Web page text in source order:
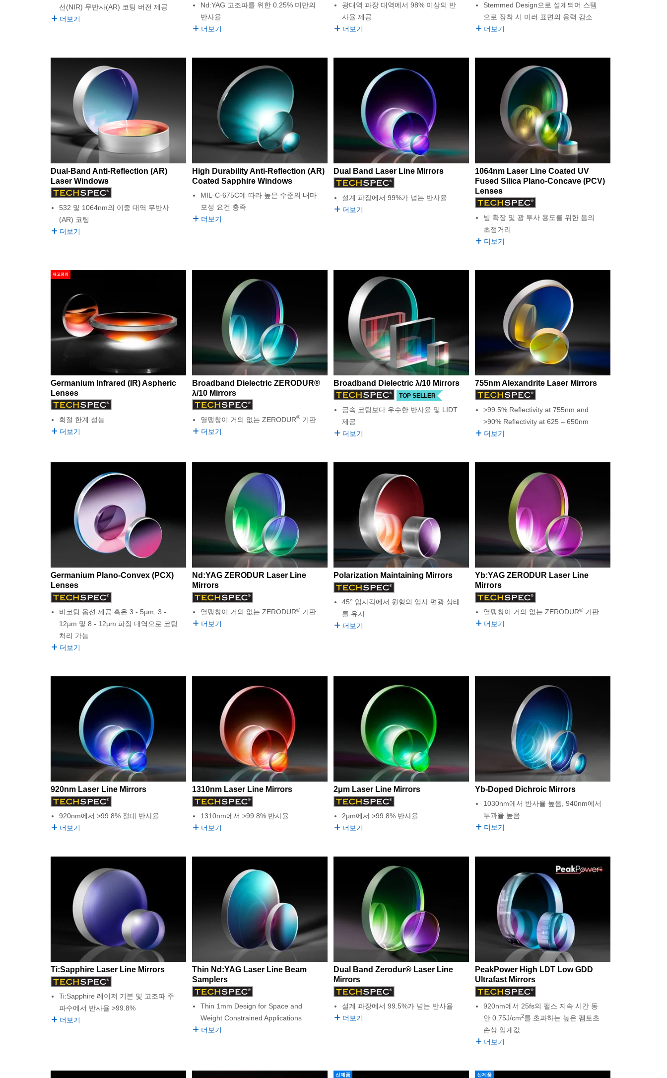
선(NIR) 무반사(AR) 코팅 버전 제공
더보기
Nd:YAG 고조파를 위한 0.25% 미만의
반사율
더보기
광대역 파장 대역에서 98% 이상의 반
사율 제공
더보기
Stemmed Design으로 설계되어 스템
으로 장착 시 미러 표면의 응력 감소
더보기
Dual-Band Anti-Reflection (AR)
Laser Windows
532 및 1064nm의 이중 대역 무반사
(AR) 코팅
더보기
High Durability Anti-Reflection (AR)
Coated Sapphire Windows
MIL-C-675C에 따라 높은 수준의 내마
모성 요건 충족
더보기
Dual Band Laser Line Mirrors
설계 파장에서 99%가 넘는 반사율
더보기
1064nm Laser Line Coated UV
Fused Silica Plano-Concave (PCV)
Lenses
빔 확장 및 광 투사 용도를 위한 음의
초점거리
더보기
재고정리
Germanium Infrared (IR) Aspheric
Lenses
회절 한계 성능
더보기
Broadband Dielectric ZERODUR®
λ/10 Mirrors
열팽창이 거의 없는 ZERODUR® 기판
더보기
Broadband Dielectric λ/10 Mirrors
TOP SELLER
금속 코팅보다 우수한 반사율 및 LIDT
제공
더보기
755nm Alexandrite Laser Mirrors
>99.5% Reflectivity at 755nm and
>90% Reflectivity at 625 – 650nm
더보기
Germanium Plano-Convex (PCX)
Lenses
비코팅 옵션 제공 혹은 3 - 5µm, 3 -
12µm 및 8 - 12µm 파장 대역으로 코팅
처리 가능
더보기
Nd:YAG ZERODUR Laser Line
Mirrors
열팽창이 거의 없는 ZERODUR® 기판
더보기
Polarization Maintaining Mirrors
45° 입사각에서 원형의 입사 편광 상태
를 유지
더보기
Yb:YAG ZERODUR Laser Line
Mirrors
열팽창이 거의 없는 ZERODUR® 기판
더보기
920nm Laser Line Mirrors
920nm에서 >99.8% 절대 반사율
더보기
1310nm Laser Line Mirrors
1310nm에서 >99.8% 반사율
더보기
2μm Laser Line Mirrors
2µm에서 >99.8% 반사율
더보기
Yb-Doped Dichroic Mirrors
1030nm에서 반사율 높음, 940nm에서
투과율 높음
더보기
Ti:Sapphire Laser Line Mirrors
Ti:Sapphire 레이저 기본 및 고조파 주
파수에서 반사율 >99.8%
더보기
Thin Nd:YAG Laser Line Beam
Samplers
Thin 1mm Design for Space and
Weight Constrained Applications
더보기
Dual Band Zerodur® Laser Line
Mirrors
설계 파장에서 99.5%가 넘는 반사율
더보기
PeakPower High LDT Low GDD
Ultrafast Mirrors
920nm에서 25fs의 펄스 지속 시간 동
안 0.75J/cm2를 초과하는 높은 펨토초
손상 임계값
더보기
신제품 신제품